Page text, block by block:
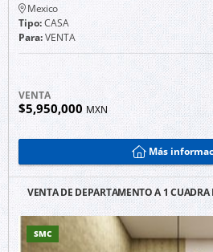
Mexico
Tipo:CASA
Para:VENTA
VENTA
$5,950,000MXN
Más
VENTA DE DEPARTAMENTO A 1
SMC